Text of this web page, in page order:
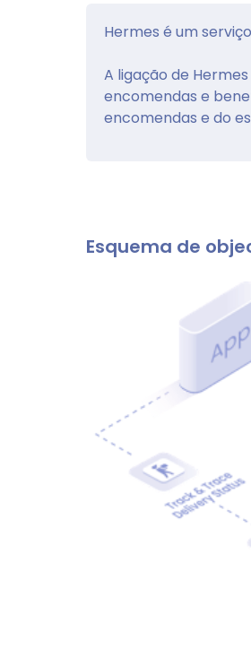
Hermes é um
A ligação de
encomendas e
encomendas e do
Esquema de